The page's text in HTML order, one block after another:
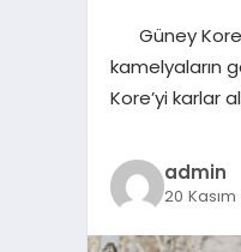
Güney Kore,
kamelyaların
Kore’yi karlar
admin
20